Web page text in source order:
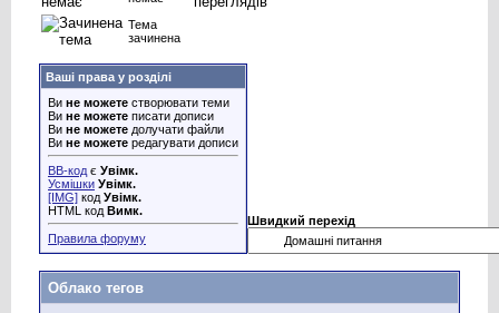
Тема
зачинена
Ваші права у розділі
Ви не можете створювати теми
Ви не можете писати дописи
Ви не можете долучати файли
Ви не можете редагувати дописи
BB-код є Увімк.
Усмішки Увімк.
[IMG] код Увімк.
HTML код Вимк.
Правила форуму
Швидкий перехід
Облако тегов